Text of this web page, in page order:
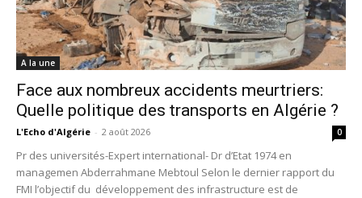
A la une
Face aux nombreux accidents meurtriers:
Quelle politique des transports en Algérie ?
L'Echo d'Algérie - 2 août 2026 0
Pr des universités-Expert international- Dr d’Etat 1974 en
managemen Abderrahmane Mebtoul Selon le dernier rapport du
FMI l’objectif du développement des infrastructure est de